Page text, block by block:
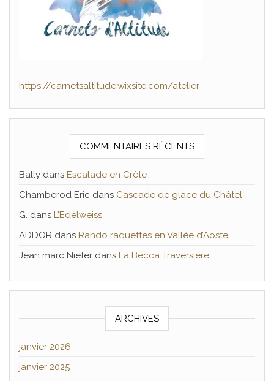
https://carnetsaltitude.wixsite.com/atelier
COMMENTAIRES RÉCENTS
Bally dans Escalade en Crète
Chamberod Eric dans Cascade de glace du Châtel
G. dans L’Edelweiss
ADDOR dans Rando raquettes en Vallée d’Aoste
Jean marc Niefer dans La Becca Traversière
ARCHIVES
janvier 2026
janvier 2025